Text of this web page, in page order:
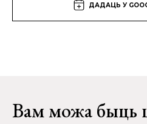
ДАДАЦЬ У
Вам можа быць